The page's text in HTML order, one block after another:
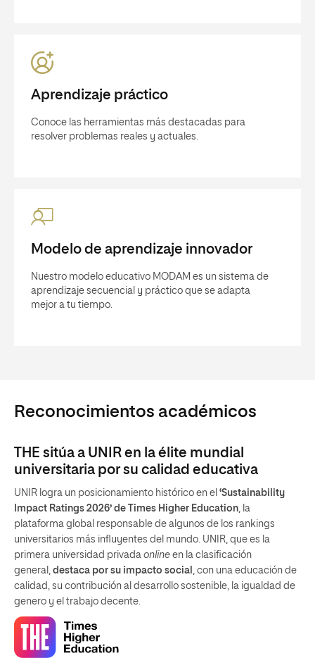
Aprendizaje práctico
Conoce las herramientas más destacadas para
resolver problemas reales y actuales.
Modelo de aprendizaje innovador
Nuestro modelo educativo MODAM es un sistema de
aprendizaje secuencial y práctico que se adapta
mejor a tu tiempo.
Reconocimientos académicos
THE sitúa a UNIR en la élite mundial
universitaria por su calidad educativa
UNIR logra un posicionamiento histórico en el ‘Sustainability
Impact Ratings 2026’ de Times Higher Education, la
plataforma global responsable de algunos de los rankings
universitarios más influyentes del mundo. UNIR, que es la
primera universidad privada online en la clasificación
general, destaca por su impacto social , con una educación de
calidad, su contribución al desarrollo sostenible, la igualdad de
genero y el trabajo decente.